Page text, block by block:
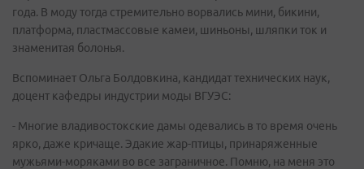
года. В моду тогда стремительно ворвались мини, бикини,
платформа, пластмассовые камеи, шиньоны, шляпки ток и
знаменитая болонья.
Вспоминает Ольга Болдовкина, кандидат технических наук,
доцент кафедры индустрии моды ВГУЭС:
- Многие владивостокские дамы одевались в то время очень
ярко, даже кричаще. Эдакие жар-птицы, принаряженные
мужьями-моряками во все заграничное. Помню, на меня это